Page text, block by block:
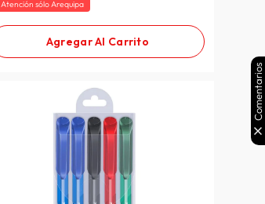
Atención sólo Arequipa
Agregar Al Carrito
Comentarios